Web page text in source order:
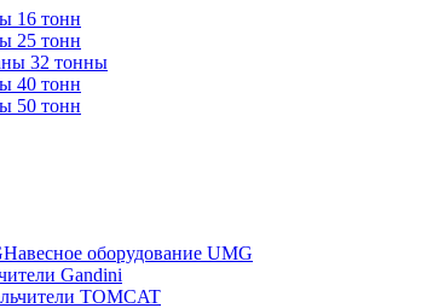
16 тонн
25 тонн
32 тонны
40 тонн
50 тонн
Навесное оборудование UMG
Gandini
TOMCAT